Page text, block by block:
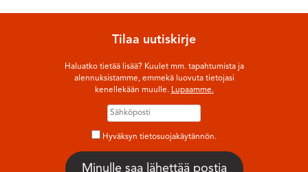
Tilaa uutiskirje
Haluatko tietää lisää? Kuulet mm. tapahtumista ja
alennuksistamme, emmekä luovuta tietojasi
kenellekään muulle. Lupaamme.
Hyväksyn tietosuojakäytännön.